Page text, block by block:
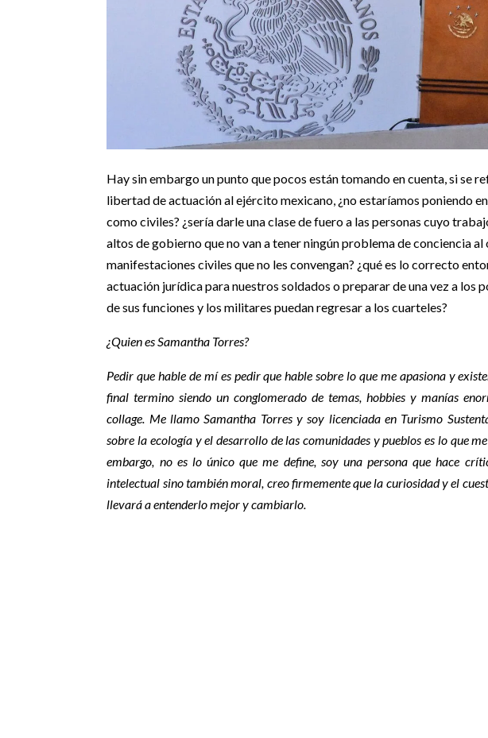
Hay sin embargo un punto que pocos están tomando en cuenta, si se
libertad de actuación al ejército mexicano, ¿no estaríamos poniendo
como civiles? ¿sería darle una clase de fuero a las personas cuyo
altos de gobierno que no van a tener ningún problema de conciencia al
manifestaciones civiles que no les convengan? ¿qué es lo correcto
actuación jurídica para nuestros soldados o preparar de una vez a los
de sus funciones y los militares puedan regresar a los cuarteles?
¿Quien es Samantha Torres?
Pedir que hable de mí es pedir que hable sobre lo que me apasiona y
final termino siendo un conglomerado de temas, hobbies y manías
collage. Me llamo Samantha Torres y soy licenciada en Turismo
sobre la ecología y el desarrollo de las comunidades y pueblos es lo que
embargo, no es lo único que me define, soy una persona que hace
intelectual sino también moral, creo firmemente que la curiosidad y el
llevará a entenderlo mejor y cambiarlo.